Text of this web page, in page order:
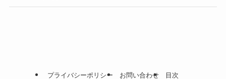
プライバシーポリシー お問い合わせ 目次